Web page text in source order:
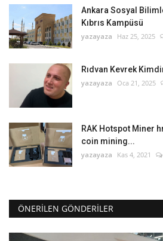
Ankara Sosyal
Kıbrıs Kampüsü
yazayaza Haz 25, 2025
Rıdvan Kevrek
yazayaza Oca 21, 2025
RAK Hotspot Miner
coin mining...
yazayaza Kas 4, 2021
ÖNERILEN GÖNDERILER